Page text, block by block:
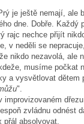
je ještě nemají, ale
dne. Dobře.
rajc nechce přijít
v neděli se
nikdo nezavolá, ale
musíme počkat
a vysvětlovat
".
zvládnu odnést
přál absolvovat.